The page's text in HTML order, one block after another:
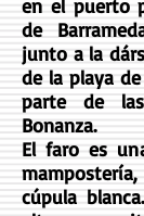
en el puerto
de
junto a la
de la playa
parte de
Bonanza.
El faro es
cúpula